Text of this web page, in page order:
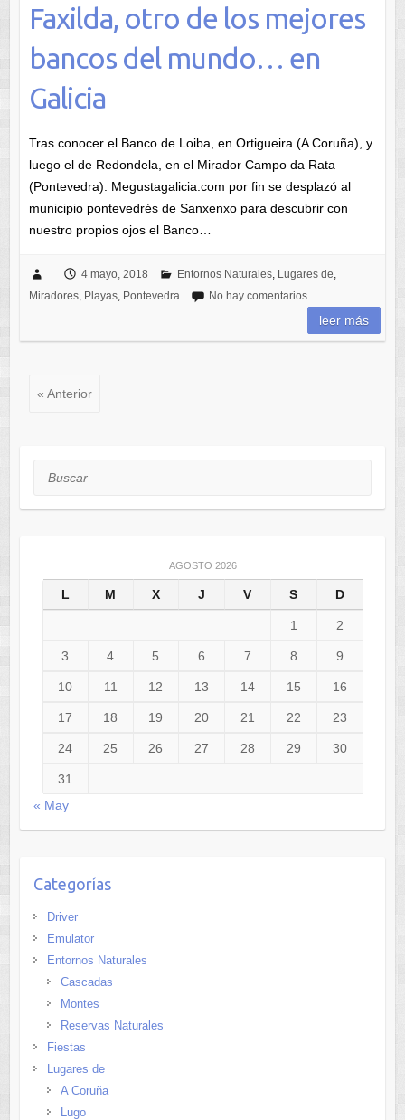
Faxilda, otro de los mejores
bancos del mundo… en
Galicia
Tras conocer el Banco de Loiba, en Ortigueira (A Coruña), y
luego el de Redondela, en el Mirador Campo da Rata
(Pontevedra). Megustagalicia.com por fin se desplazó al
municipio pontevedrés de Sanxenxo para descubrir con
nuestro propios ojos el Banco…
4 mayo, 2018 Entornos Naturales, Lugares de,
Miradores, Playas, Pontevedra No hay comentarios
leer más
« Anterior
Buscar
AGOSTO 2026
L M X J V S D
1 2
3 4 5 6 7 8 9
10 11 12 13 14 15 16
17 18 19 20 21 22 23
24 25 26 27 28 29 30
31
« May
Categorías
Driver
Emulator
Entornos Naturales
Cascadas
Montes
Reservas Naturales
Fiestas
Lugares de
A Coruña
Lugo